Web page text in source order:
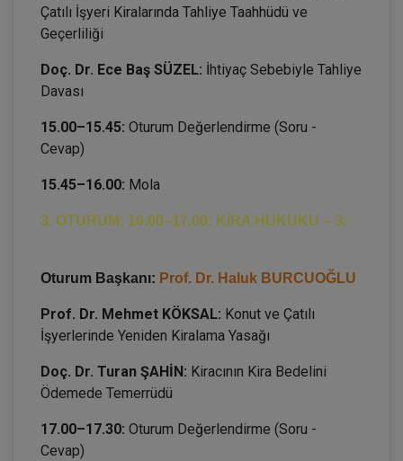
Çatılı İşyeri Kiralarında Tahliye Taahhüdü ve
Geçerliliği
Doç. Dr. Ece Baş SÜZEL: İhtiyaç Sebebiyle Tahliye
Davası
15.00–15.45: Oturum Değerlendirme (Soru -
Cevap)
15.45–16.00: Mola
3. OTURUM: 16.00–17.00: KİRA HUKUKU – 3:
Oturum Başkanı: Prof. Dr. Haluk BURCUOĞLU
Prof. Dr. Mehmet KÖKSAL: Konut ve Çatılı
İşyerlerinde Yeniden Kiralama Yasağı
Doç. Dr. Turan ŞAHİN: Kiracının Kira Bedelini
Ödemede Temerrüdü
17.00–17.30: Oturum Değerlendirme (Soru -
Cevap)